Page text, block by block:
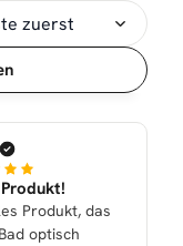
Produkt, das
optisch